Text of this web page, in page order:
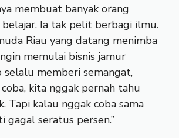
membuat banyak orang
Ia tak pelit berbagi ilmu.
Riau yang datang menimba
memulai bisnis jamur
selalu memberi semangat,
kita nggak pernah tahu
Tapi kalau nggak coba sama
gagal seratus persen.”